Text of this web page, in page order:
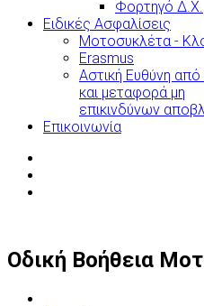
Φορτηγό Δ.Χ.
Ειδικές Ασφαλίσεις
Μοτοσυκλέτα -
Erasmus
Αστική Ευθύνη
και μεταφορά μη
επικινδύνων
Επικοινωνία
Οδική Βοήθεια